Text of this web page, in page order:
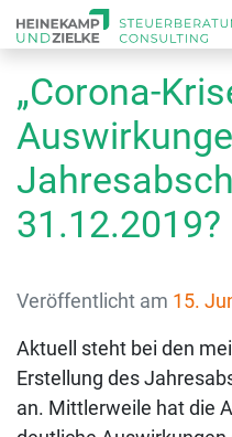
„Corona-
31.12.2019?
Veröffentlicht am 15.
Aktuell steht bei den
Erstellung des
an. Mittlerweile hat die